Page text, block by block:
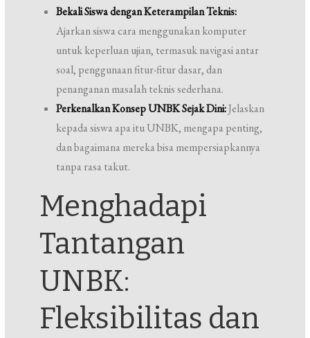
Bekali Siswa dengan Keterampilan Teknis:
Ajarkan siswa cara menggunakan komputer
untuk keperluan ujian, termasuk navigasi antar
soal, penggunaan fitur-fitur dasar, dan
penanganan masalah teknis sederhana.
Perkenalkan Konsep UNBK Sejak Dini:Jelaskan
kepada siswa apa itu UNBK, mengapa penting,
dan bagaimana mereka bisa mempersiapkannya
tanpa rasa takut.
Menghadapi
Tantangan
UNBK:
Fleksibilitas dan